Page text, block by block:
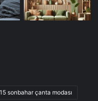
sonbahar çanta modası